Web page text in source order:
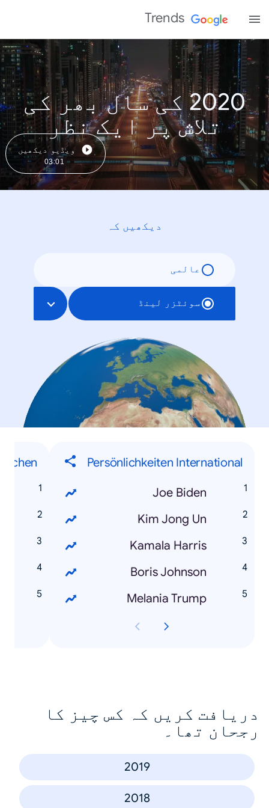
Trends
2020 کی سال بھر کی
تلاش پر ایک نظر
ویڈیو دیکھیں
03:01
دیکھیں کہ
عالمی
سوئٹزر لینڈ
Persönlichkeiten International
Joe Biden
Kim Jong Un
Kamala Harris
Boris Johnson
Melania Trump
دریافت کریں کہ کس چیز کا
رجحان تھا۔
2019
2018